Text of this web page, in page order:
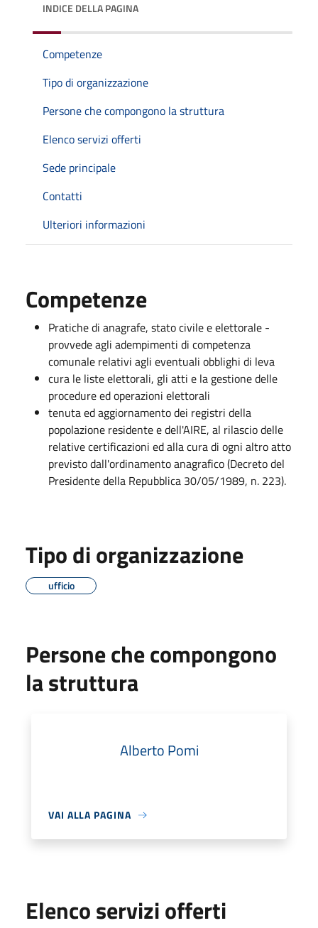
INDICE DELLA PAGINA
Competenze
Tipo di organizzazione
Persone che compongono la struttura
Elenco servizi offerti
Sede principale
Contatti
Ulteriori informazioni
Competenze
Pratiche di anagrafe, stato civile e elettorale -
provvede agli adempimenti di competenza
comunale relativi agli eventuali obblighi di leva
cura le liste elettorali, gli atti e la gestione delle
procedure ed operazioni elettorali
tenuta ed aggiornamento dei registri della
popolazione residente e dell'AIRE, al rilascio delle
relative certificazioni ed alla cura di ogni altro atto
previsto dall'ordinamento anagrafico (Decreto del
Presidente della Repubblica 30/05/1989, n. 223).
Tipo di organizzazione
ufficio
Persone che compongono
la struttura
Alberto Pomi
VAI ALLA PAGINA
Elenco servizi offerti